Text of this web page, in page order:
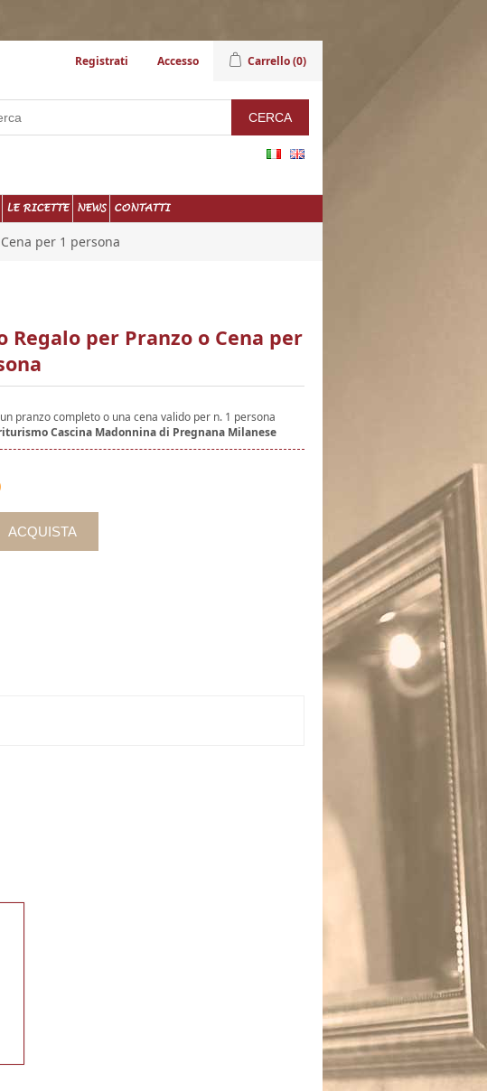
Registrati Accesso Carrello(0)
LE RICETTE NEWS CONTATTI
per 1 persona
Regalo per Pranzo o Cena per
pranzo completo o una cena valido per n. 1 persona
Cascina Madonnina di Pregnana Milanese